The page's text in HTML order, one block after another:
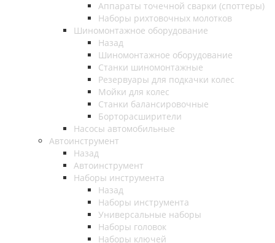
Аппараты точечной сварки (споттеры)
Наборы рихтовочных молотков
Шиномонтажное оборудование
Назад
Шиномонтажное оборудование
Станки шиномонтажные
Резервуары для подкачки колес
Мойки для колес
Станки балансировочные
Борторасширители
Насосы автомобильные
Автоинструмент
Назад
Автоинструмент
Наборы инструмента
Назад
Наборы инструмента
Универсальные наборы
Наборы головок
Наборы ключей